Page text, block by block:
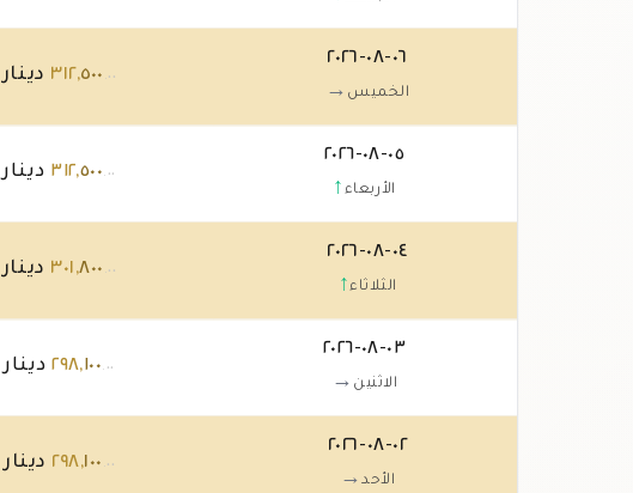
٠٦-٠٨-٢٠٢٦
الخميس →
٣١٢,٥٠٠ .٠٠ دينار
٠٥-٠٨-٢٠٢٦
الأربعاء ↑
٣١٢,٥٠٠.٠٠ دينار
٠٤-٠٨-٢٠٢٦
الثلاثاء↑
٣٠١,٨٠٠ .٠٠ دينار
٠٣-٠٨-٢٠٢٦
الاثنين →
٢٩٨,١٠٠.٠٠ دينار
٠٢-٠٨-٢٠٢٦
الأحد→
٢٩٨,١٠٠ .٠٠ دينار